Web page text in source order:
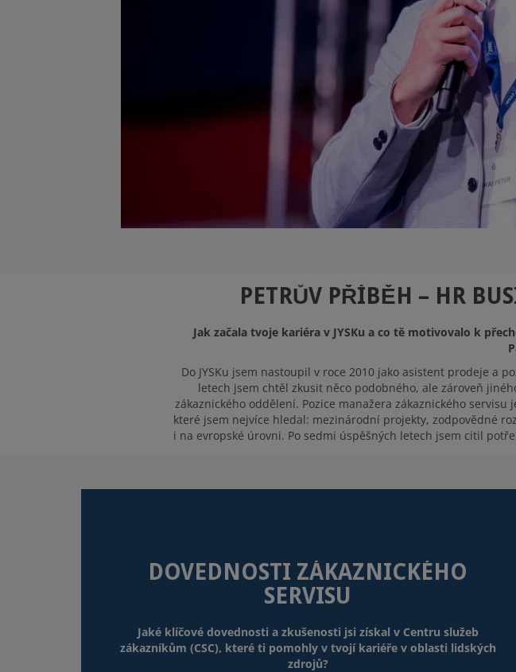
PETRŮV PŘÍBĚH – HR
Jak začala tvoje kariéra v JYSKu a co tě motivovalo k
Do JYSKu jsem nastoupil v roce 2010 jako asistent prodeje a
letech jsem chtěl zkusit něco podobného, ale zároveň
zákaznického oddělení. Pozice manažera zákaznického
které jsem nejvíce hledal: mezinárodní projekty, zodpovědné
i na evropské úrovni. Po sedmi úspěšných letech jsem cítil
DOVEDNOSTI ZÁKAZNICKÉHO
SERVISU
Jaké klíčové dovednosti a zkušenosti jsi získal v Centru služeb
zákazníkům (CSC), které ti pomohly v tvojí kariéře v oblasti lidských
zdrojů?